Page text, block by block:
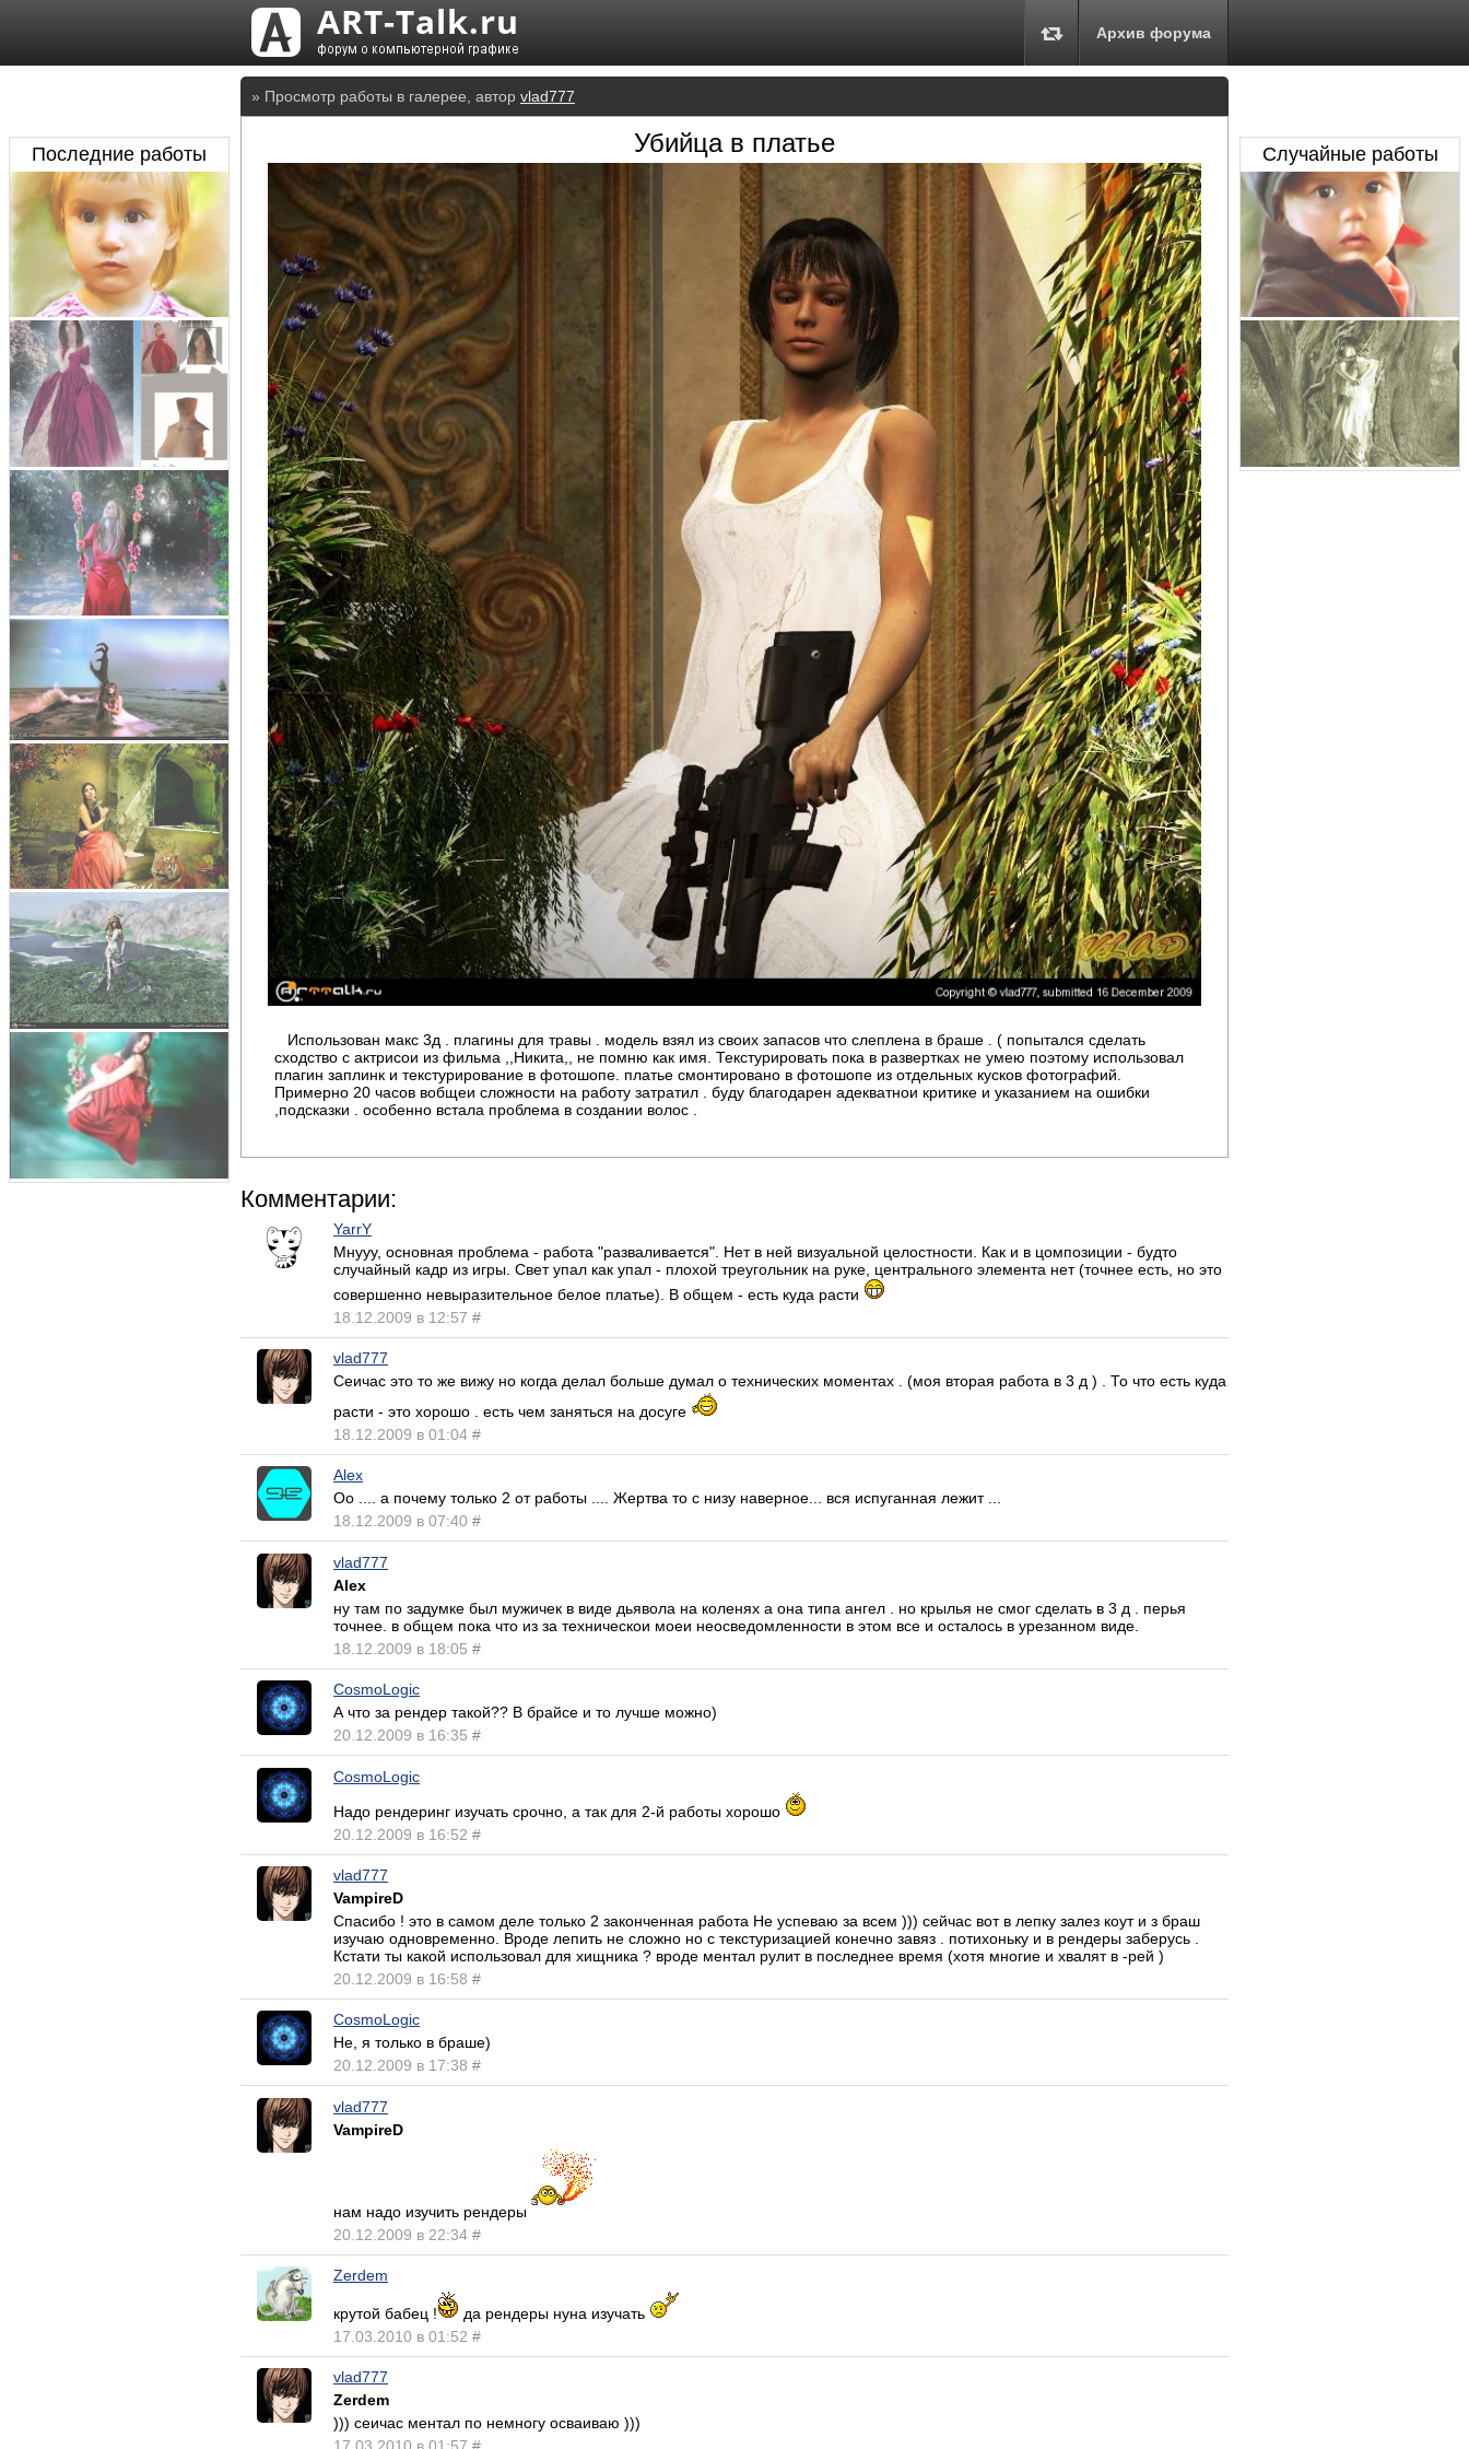
Архив форума
» Просмотр работы в галерее, автор vlad777
Убийца в платье
Использован макс 3д . плагины для травы . модель взял из своих запасов что слеплена в браше . ( попытался сделать
сходство с актрисои из фильма ,,Никита,, не помню как имя. Текстурировать пока в развертках не умею поэтому использовал
плагин заплинк и текстурирование в фотошопе. платье смонтировано в фотошопе из отдельных кусков фотографий.
Примерно 20 часов вобщеи сложности на работу затратил . буду благодарен адекватнои критике и указанием на ошибки
,подсказки . особенно встала проблема в создании волос .
Комментарии:
YarrY
Мнууу, основная проблема - работа "разваливается". Нет в ней визуальной целостности. Как и в цомпозиции - будто
случайный кадр из игры. Свет упал как упал - плохой треугольник на руке, центрального элемента нет (точнее есть, но это
совершенно невыразительное белое платье). В общем - есть куда расти
18.12.2009 в 12:57 #
vlad777
Сеичас это то же вижу но когда делал больше думал о технических моментах . (моя вторая работа в 3 д ) . То что есть куда
расти - это хорошо . есть чем заняться на досуге
18.12.2009 в 01:04 #
Alex
Оо .... а почему только 2 от работы .... Жертва то с низу наверное... вся испуганная лежит ...
18.12.2009 в 07:40 #
vlad777
Alex
ну там по задумке был мужичек в виде дьявола на коленях а она типа ангел . но крылья не смог сделать в 3 д . перья
точнее. в общем пока что из за техническои моеи неосведомленности в этом все и осталось в урезанном виде.
18.12.2009 в 18:05 #
CosmoLogic
А что за рендер такой?? В брайсе и то лучше можно)
20.12.2009 в 16:35 #
CosmoLogic
Надо рендеринг изучать срочно, а так для 2-й работы хорошо
20.12.2009 в 16:52 #
vlad777
VampireD
Спасибо ! это в самом деле только 2 законченная работа Не успеваю за всем ))) сейчас вот в лепку залез коут и з браш
изучаю одновременно. Вроде лепить не сложно но с текстуризацией конечно завяз . потихоньку и в рендеры заберусь .
Кстати ты какой использовал для хищника ? вроде ментал рулит в последнее время (хотя многие и хвалят в -рей )
20.12.2009 в 16:58 #
CosmoLogic
Не, я только в браше)
20.12.2009 в 17:38 #
vlad777
VampireD
нам надо изучить рендеры
20.12.2009 в 22:34 #
Zerdem
крутой бабец !
да рендеры нуна изучать
17.03.2010 в 01:52 #
vlad777
Zerdem
))) сеичас ментал по немногу осваиваю )))
17.03.2010 в 01:57 #
Последние работы Случайные работы